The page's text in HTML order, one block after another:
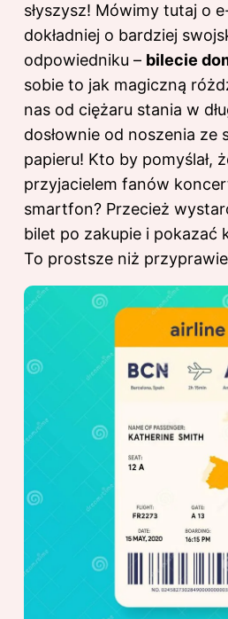
słyszysz! Mówimy tutaj o
dokładniej o bardziej
odpowiedniku – bilecie
sobie to jak magiczną
nas od ciężaru stania w
dosłownie od noszenia ze
papieru! Kto by pomyślał,
przyjacielem fanów
smartfon? Przecież
bilet po zakupie i pokazać
To prostsze niż